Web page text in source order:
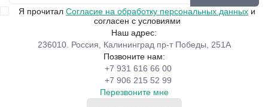
Я прочитал Согласие на обработку персональных данных и
согласен с условиями
Наш адрес:
236010. Россия, Калининград пр-т Победы, 251А
Позвоните нам:
+7 931 616 66 00
+7 906 215 52 99
Перезвоните мне